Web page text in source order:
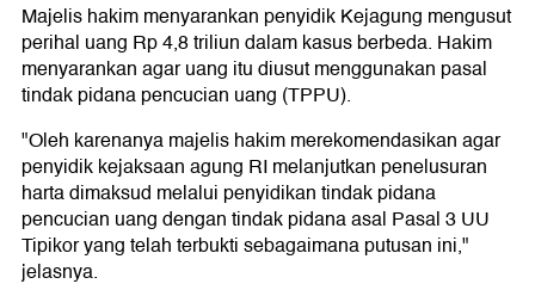
Majelis hakim menyarankan penyidik Kejagung mengusut
perihal uang Rp 4,8 triliun dalam kasus berbeda. Hakim
menyarankan agar uang itu diusut menggunakan pasal
tindak pidana pencucian uang (TPPU).
"Oleh karenanya majelis hakim merekomendasikan agar
penyidik kejaksaan agung RI melanjutkan penelusuran
harta dimaksud melalui penyidikan tindak pidana
pencucian uang dengan tindak pidana asal Pasal 3 UU
Tipikor yang telah terbukti sebagaimana putusan ini,"
jelasnya.